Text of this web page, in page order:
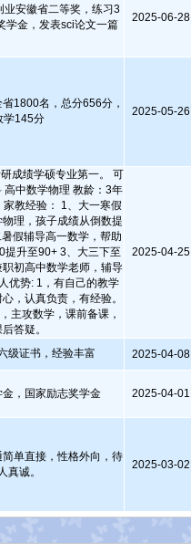
业安徽省二等奖，练习3
学金，发表sci论文一篇
2025-06-28
1800名，总分656分，
学145分
2025-05-26
成绩学硕专业第一。 可
高中数学物理 教龄：3年
教经验： 1、大一寒假
理，孩子成绩从倒数提
假辅导高一数学，帮助
提升至90+ 3、大三下至
初高中数学老师，辅导
优势: 1，有自己的教学
，认真负责，有经验。
主攻数学，课前备课，
答疑。
2025-04-25
级证书，经验丰富 2025-04-08
，国家励志奖学金 2025-04-01
单直接，性格外向，待
人真诚。
2025-03-02